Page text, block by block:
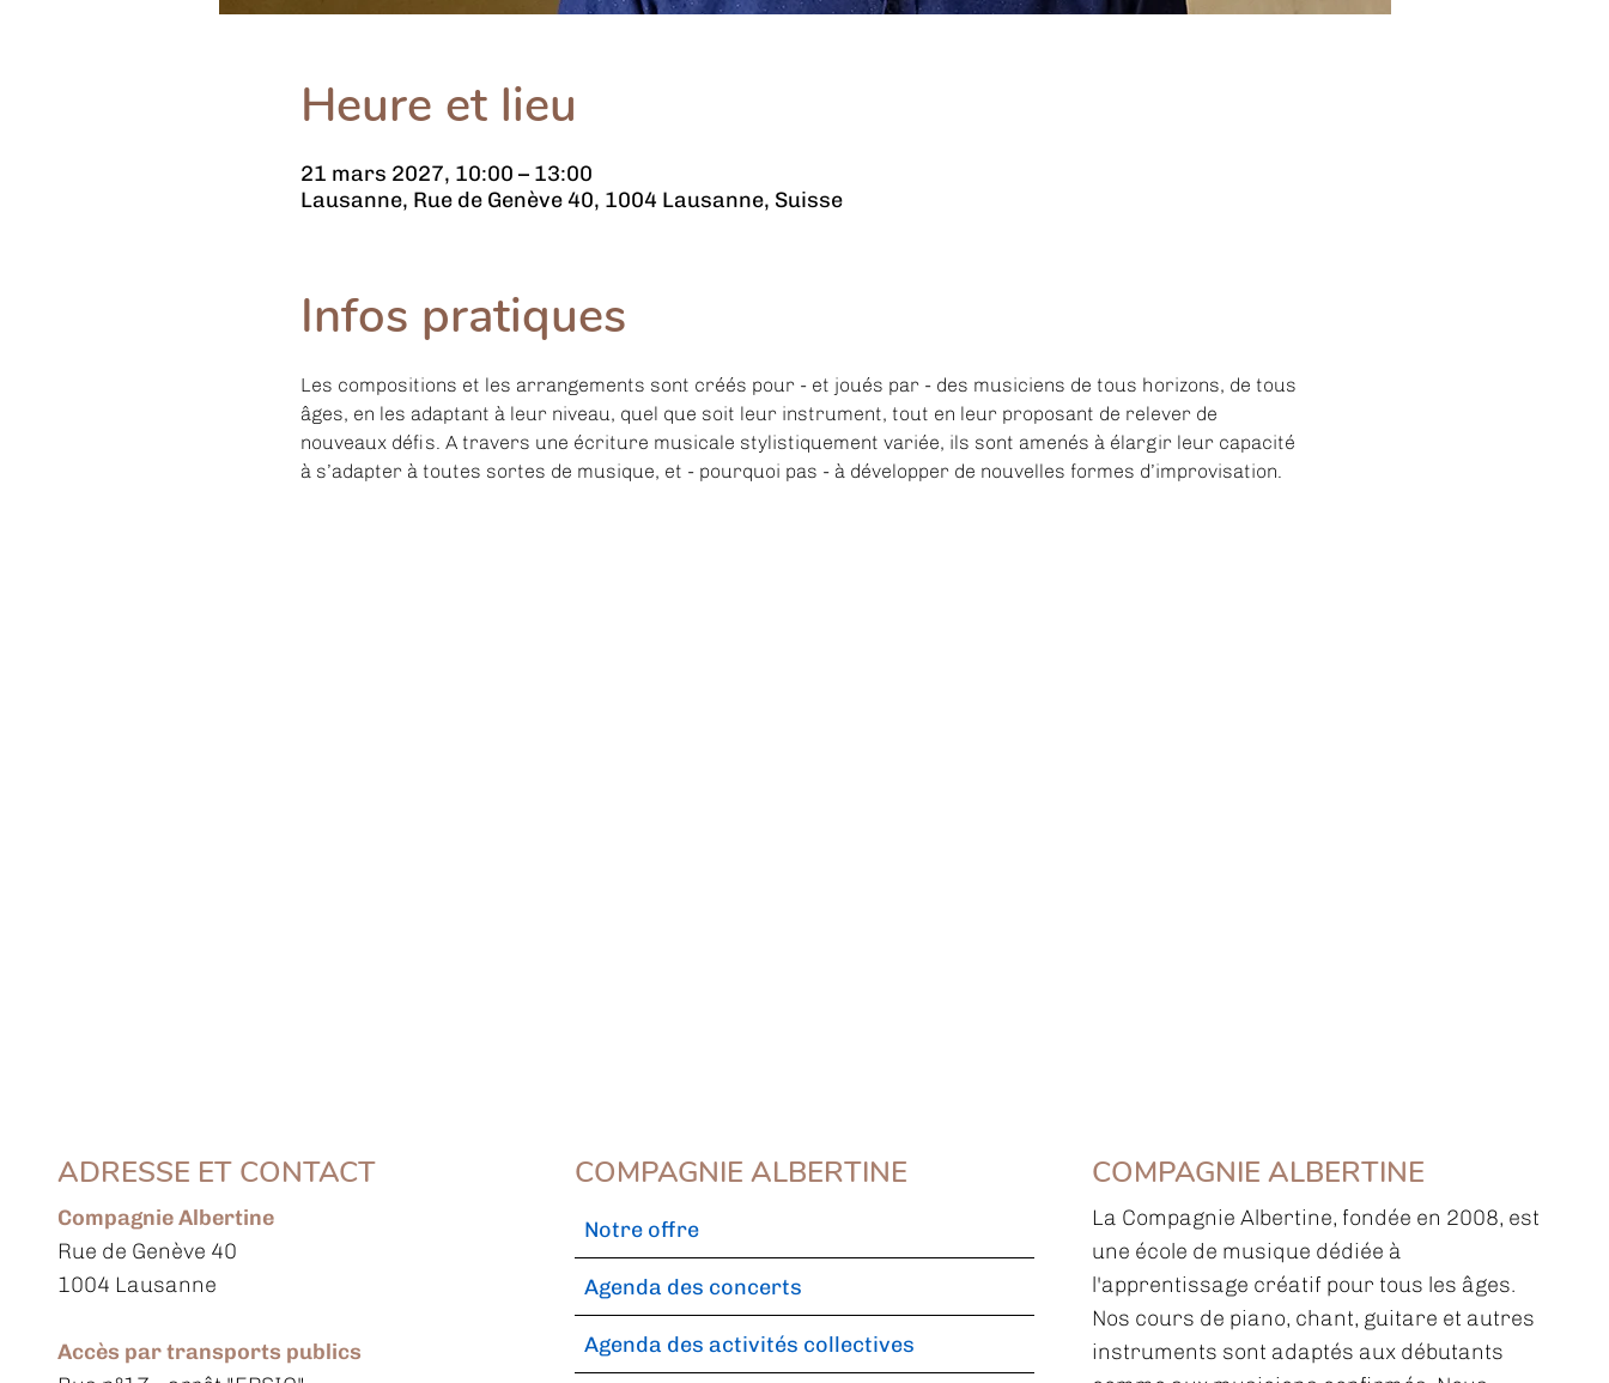
Heure et lieu
21 mars 2027, 10:00 – 13:00
Lausanne, Rue de Genève 40, 1004 Lausanne, Suisse
Infos pratiques
Les compositions et les arrangements sont créés pour - et joués par - des musiciens de tous horizons, de tous
âges, en les adaptant à leur niveau, quel que soit leur instrument, tout en leur proposant de relever de
nouveaux défis. A travers une écriture musicale stylistiquement variée, ils sont amenés à élargir leur capacité
à s’adapter à toutes sortes de musique, et - pourquoi pas - à développer de nouvelles formes d’improvisation.
ADRESSE ET CONTACT COMPAGNIE ALBERTINE COMPAGNIE ALBERTINE
Compagnie Albertine
Rue de Genève 40
1004 Lausanne
Accès par transports publics
La Compagnie Albertine, fondée en 2008, est
une école de musique dédiée à
l'apprentissage créatif pour tous les âges.
Nos cours de piano, chant, guitare et autres
instruments sont adaptés aux débutants
Notre offre
Agenda des concerts
Agenda des activités collectives